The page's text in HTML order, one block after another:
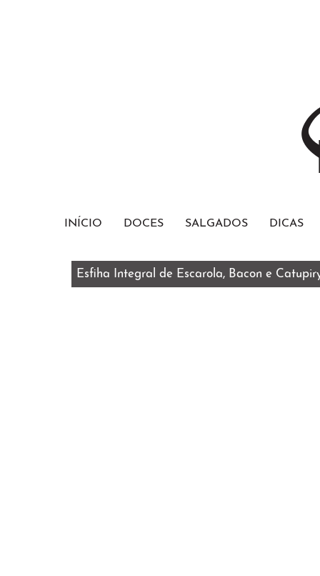
INÍCIO DOCES SALGADOS DICAS
Esfiha Integral de Escarola, Bacon e